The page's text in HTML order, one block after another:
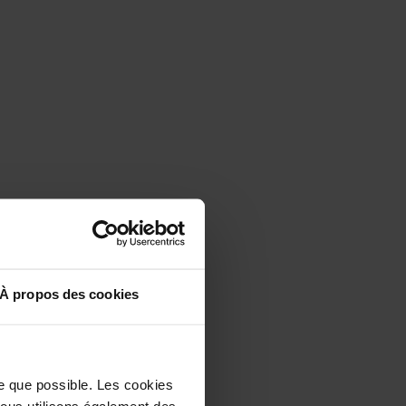
À propos des cookies
que possible. Les cookies